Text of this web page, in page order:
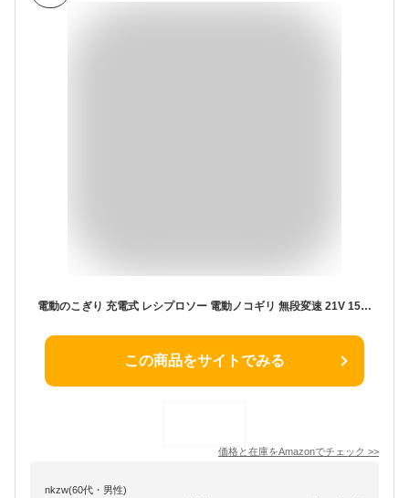
電動のこぎり 充電式 レシプロソー 電動ノコギリ 無段変速 21V 1500mAhバッテリー2個搭載（マキタ バッテリー互換）バッテリー残量表示 ストローク長15mm 強力 片手 軽量 電動のこぎり 家庭用 小型 枝切り 竹を切る 庭木の剪定 粗大ごみ切断 木材切断 金属切断 替え刃7本 日本語取扱説明書付き レシプロソー充電式
この商品をサイトでみる
価格と在庫をAmazonでチェック >>
nkzw(60代・男性)